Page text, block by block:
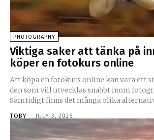
PHOTOGRAPHY
Viktiga saker att tänka på
köper en fotokurs online
Att köpa en fotokurs online kan vara ett
den som vill utvecklas snabbt inom
Samtidigt finns det många olika
TOBY - JULY 3, 2026